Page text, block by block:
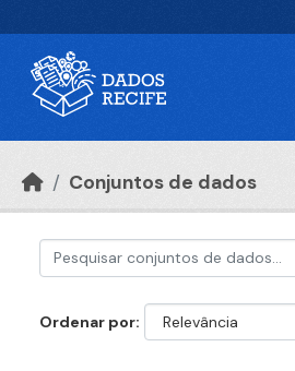
Conjuntos de dados
Ordenar por